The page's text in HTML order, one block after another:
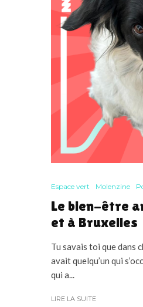
Espace vert Molenzine
Le bien-être
et à Bruxelles
Tu savais toi que dans
avait quelqu’un qui
qui a...
LIRE LA SUITE